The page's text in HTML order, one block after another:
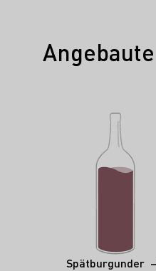
Spätburgunder